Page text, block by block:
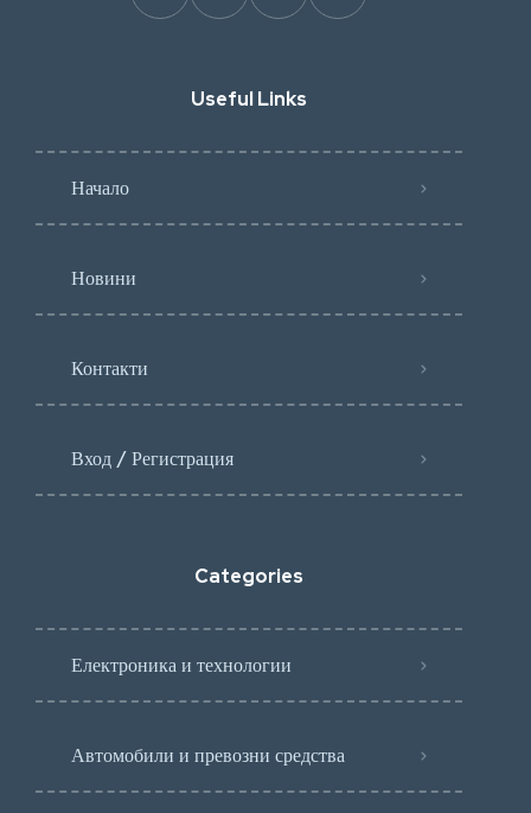
Useful Links
Начало
Новини
Контакти
Вход / Регистрация
Categories
Електроника и технологии
Автомобили и превозни средства